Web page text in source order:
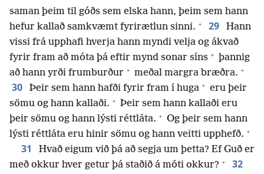
saman þeim til góðs sem elska hann, þeim sem hann
hefur kallað samkvæmt fyrirætlun sinni. + 29
Hann
vissi frá upphafi hverja hann myndi velja og ákvað
fyrir fram að móta þá eftir mynd sonar síns + þannig
að hann yrði frumburður + meðal margra bræðra. +
30 Þeir sem hann hafði fyrir fram í huga + eru þeir
sömu og hann kallaði. + Þeir sem hann kallaði eru
þeir sömu og hann lýsti réttláta. + Og þeir sem hann
lýsti réttláta eru hinir sömu og hann veitti upphefð. +
31
Hvað eigum við þá að segja um þetta? Ef Guð er
með okkur hver getur þá staðið á móti okkur? + 32